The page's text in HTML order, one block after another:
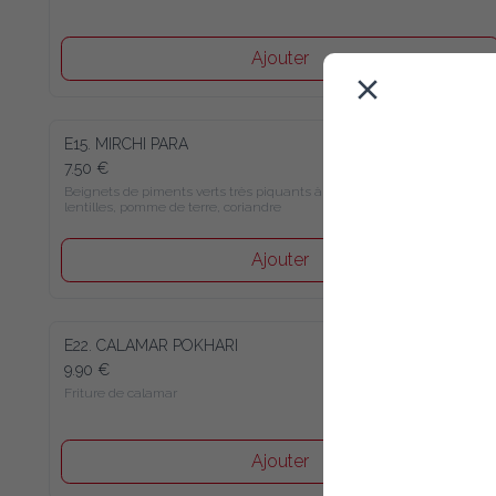
Ajouter
E15. MIRCHI PARA
7.50 €
Beignets de piments verts très piquants à la farine de lentilles,
pomme de terre, coriandre
Ajouter
E22. CALAMAR POKHARI
9.90 €
Friture de calamar
Ajouter